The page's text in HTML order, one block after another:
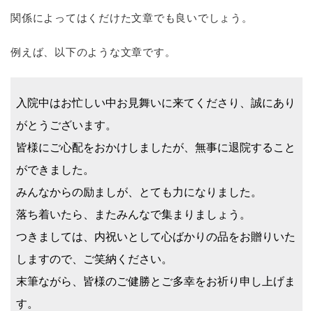
関係によってはくだけた文章でも良いでしょう。
例えば、以下のような文章です。
入院中はお忙しい中お見舞いに来てくださり、誠にあり
がとうございます。
皆様にご心配をおかけしましたが、無事に退院すること
ができました。
みんなからの励ましが、とても力になりました。
落ち着いたら、またみんなで集まりましょう。
つきましては、内祝いとして心ばかりの品をお贈りいた
しますので、ご笑納ください。
末筆ながら、皆様のご健勝とご多幸をお祈り申し上げま
す。